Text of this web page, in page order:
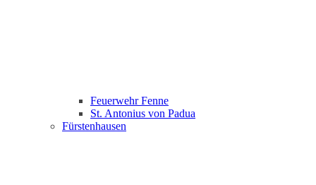
Feuerwehr Fenne
St. Antonius von Padua
Fürstenhausen